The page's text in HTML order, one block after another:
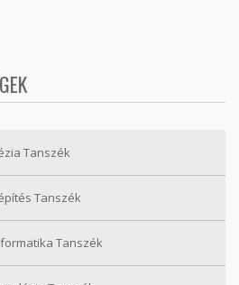
Tanszék
Tanszék
Tanszék